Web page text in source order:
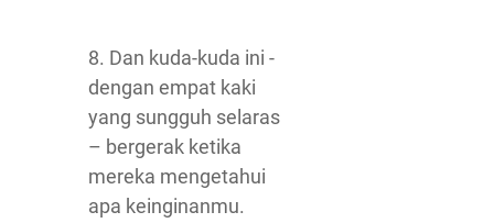
8. Dan kuda-kuda ini -
dengan empat kaki
yang sungguh selaras
– bergerak ketika
mereka mengetahui
apa keinginanmu.